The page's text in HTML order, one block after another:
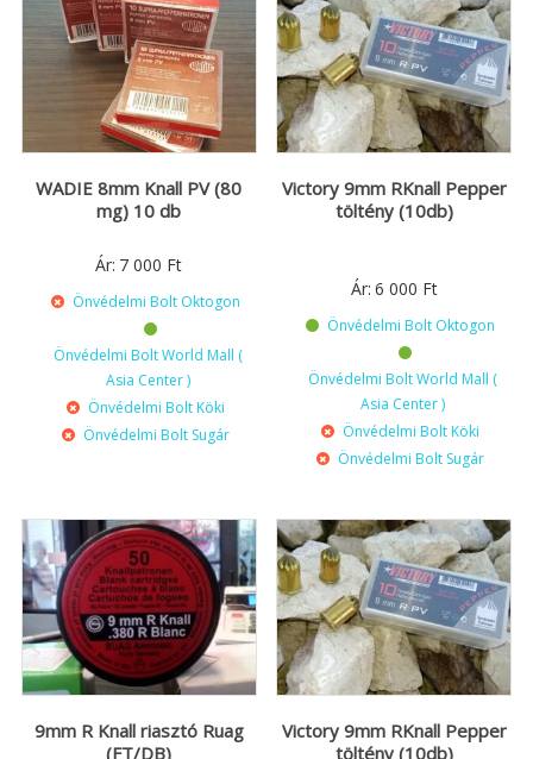
WADIE 8mm Knall PV (80
mg) 10 db
Ár: 7 000 Ft
Önvédelmi Bolt Oktogon
Önvédelmi Bolt World Mall (
Asia Center )
Önvédelmi Bolt Köki
Önvédelmi Bolt Sugár
Victory 9mm RKnall Pepper
töltény (10db)
Ár: 6 000 Ft
Önvédelmi Bolt Oktogon
Önvédelmi Bolt World Mall (
Asia Center )
Önvédelmi Bolt Köki
Önvédelmi Bolt Sugár
9mm R Knall riasztó Ruag
(FT/DB)
Victory 9mm RKnall Pepper
töltény (10db)